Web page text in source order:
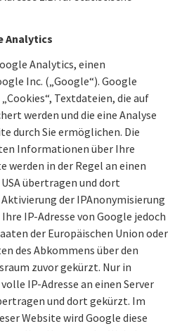
Analytics
Analytics, einen
Inc. („Google“). Google
Textdateien, die auf
werden und die eine Analyse
durch Sie ermöglichen. Die
Informationen über Ihre
werden in der Regel an einen
übertragen und dort
der IPAnonymisierung
IP-Adresse von Google jedoch
der Europäischen Union oder
des Abkommens über den
zuvor gekürzt. Nur in
IP-Adresse an einen Server
und dort gekürzt. Im
Website wird Google diese